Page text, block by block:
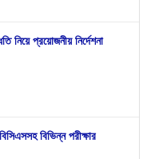
নিয়ে প্রয়োজনীয় নির্দেশনা
বিভিন্ন পরীক্ষার